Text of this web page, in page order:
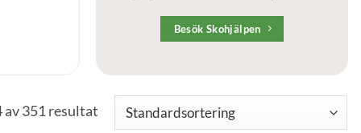
Besök Skohjälpen
av 351 resultat